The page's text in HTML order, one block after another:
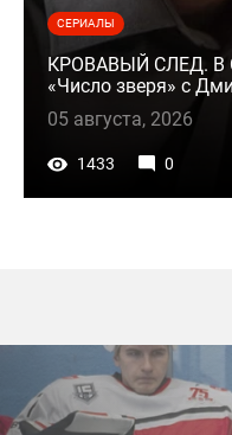
СЕРИАЛЫ
КРОВАВЫЙ СЛЕД. В
«Число зверя» с
05 августа, 2026
1433 0